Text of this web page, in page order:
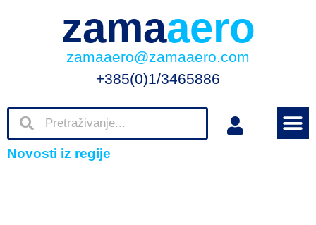
zamaaero
zamaaero@zamaaero.com
+385(0)1/3465886
Novosti iz regije